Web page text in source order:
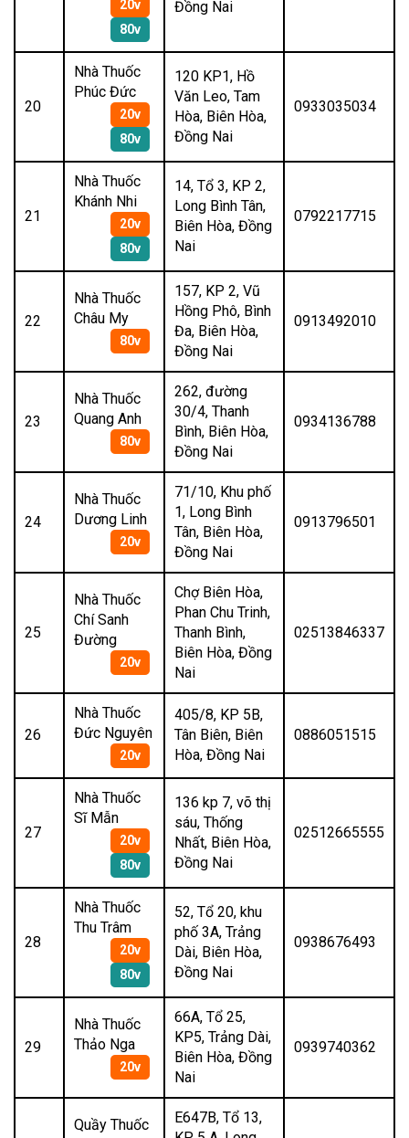
20v
80v
Đồng Nai
20
Nhà Thuốc
Phúc Đức
20v
80v
120 KP1, Hồ
Văn Leo, Tam
Hòa, Biên Hòa,
Đồng Nai
0933035034
21
Nhà Thuốc
Khánh Nhi
20v
80v
14, Tổ 3, KP 2,
Long Bình Tân,
Biên Hòa, Đồng
Nai
0792217715
22
Nhà Thuốc
Châu My
80v
157, KP 2, Vũ
Hồng Phô, Bình
Đa, Biên Hòa,
Đồng Nai
0913492010
23
Nhà Thuốc
Quang Anh
80v
262, đường
30/4, Thanh
Bình, Biên Hòa,
Đồng Nai
0934136788
24
Nhà Thuốc
Dương Linh
20v
71/10, Khu phố
1, Long Bình
Tân, Biên Hòa,
Đồng Nai
0913796501
25
Nhà Thuốc
Chí Sanh
Đường
20v
Chợ Biên Hòa,
Phan Chu Trinh,
Thanh Bình,
Biên Hòa, Đồng
Nai
02513846337
26
Nhà Thuốc
Đức Nguyên
20v
405/8, KP 5B,
Tân Biên, Biên
Hòa, Đồng Nai
0886051515
27
Nhà Thuốc
Sĩ Mẫn
20v
80v
136 kp 7, võ thị
sáu, Thống
Nhất, Biên Hòa,
Đồng Nai
02512665555
28
Nhà Thuốc
Thu Trâm
20v
80v
52, Tổ 20, khu
phố 3A, Trảng
Dài, Biên Hòa,
Đồng Nai
0938676493
29
Nhà Thuốc
Thảo Nga
20v
66A, Tổ 25,
KP5, Trảng Dài,
Biên Hòa, Đồng
Nai
0939740362
Quầy Thuốc
E647B, Tổ 13,